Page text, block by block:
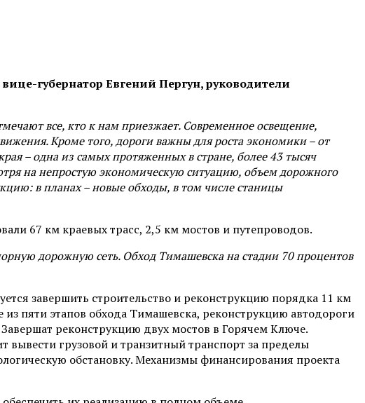
губернатор Евгений Пергун, руководители
все, кто к нам приезжает. Современное освещение,
Кроме того, дороги важны для роста экономики – от
– одна из самых протяженных в стране, более 43 тысяч
на непростую экономическую ситуацию, объем дорожного
в планах – новые обходы, в том числе станицы
67 км краевых трасс, 2,5 км мостов и путепроводов.
дорожную сеть. Обход Тимашевска на стадии 70 процентов
завершить строительство и реконструкцию порядка 11 км
пяти этапов обхода Тимашевска, реконструкцию автодороги
реконструкцию двух мостов в Горячем Ключе.
вывести грузовой и транзитный транспорт за пределы
обстановку. Механизмы финансирования проекта